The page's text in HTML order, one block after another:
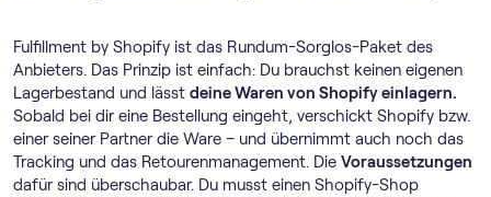
Fulfillment by Shopify ist das Rundum-Sorglos-Paket des
Anbieters. Das Prinzip ist einfach: Du brauchst keinen eigenen
Lagerbestand und lässt deine Waren von Shopify einlagern.
Sobald bei dir eine Bestellung eingeht, verschickt Shopify bzw.
einer seiner Partner die Ware – und übernimmt auch noch das
Tracking und das Retourenmanagement. Die Voraussetzungen
dafür sind überschaubar. Du musst einen Shopify-Shop